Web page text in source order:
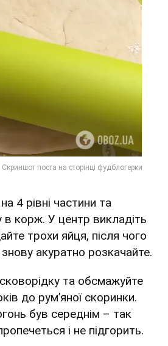
4 рівні частини та
в корж. У центр викладіть
трохи яйця, після чого
акуратно розкачайте.
сковорідку та обсмажуйте
до рум’яної скоринки.
був середнім – так
і не підгорить.